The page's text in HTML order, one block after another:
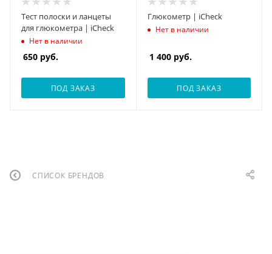
Тест полоски и ланцеты
для глюкометра | iCheck
Нет в наличии
650 руб.
ПОД ЗАКАЗ
Глюкометр | iCheck
Нет в наличии
1 400руб.
ПОД ЗАКАЗ
СПИСОК БРЕНДОВ